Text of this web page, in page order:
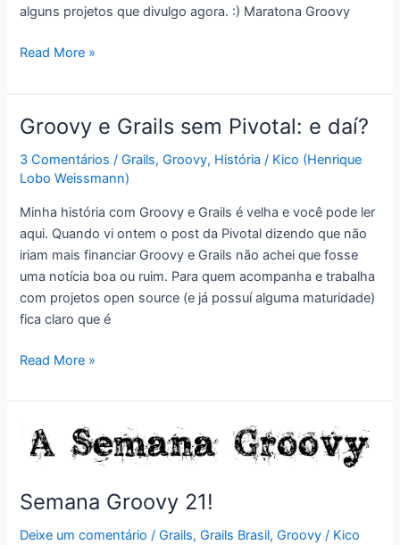
alguns projetos que divulgo agora. :) Maratona Groovy
Semana
22!
(histórica!)
Read More »
Groovy e Grails sem Pivotal: e daí?
3 Comentários /Grails,Groovy, História / Kico (Henrique
Lobo Weissmann)
Minha história com Groovy e Grails é velha e você pode ler
aqui. Quando vi ontem o post da Pivotal dizendo que não
iriam mais financiar Groovy e Grails não achei que fosse
uma notícia boa ou ruim. Para quem acompanha e trabalha
com projetos open source (e já possuí alguma maturidade)
fica claro que é
Groovy
Grails
Pivotal:
Read More »
Semana Groovy 21!
Deixe um comentário /Grails,Grails Brasil,Groovy / Kico